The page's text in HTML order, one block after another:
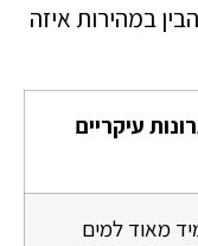
במהירות איזה
עיקריים
מאוד למים